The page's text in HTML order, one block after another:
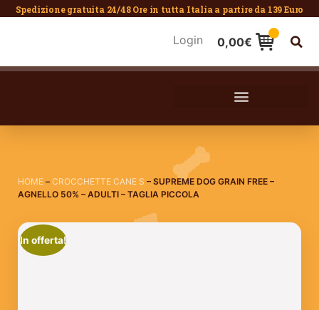
Spedizione gratuita 24/48 Ore in tutta Italia a partire da 139 Euro
Login 0,00€
HOME – CROCCHETTE CANE S – SUPREME DOG GRAIN FREE –
AGNELLO 50% – ADULTI – TAGLIA PICCOLA
In offerta!